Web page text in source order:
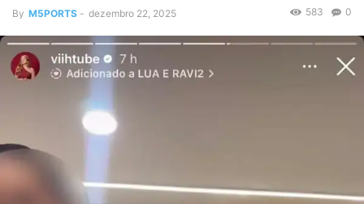
By M5PORTS - dezembro 22, 2025 0
583